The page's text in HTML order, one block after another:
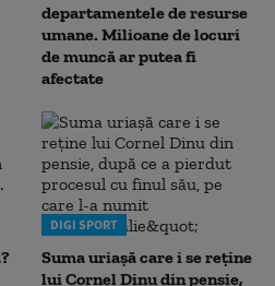
departamentele de resurse
umane. Milioane de locuri
de muncă ar putea fi
afectate
DIGI SPORT
Suma uriașă care i se reține
lui Cornel Dinu din pensie,